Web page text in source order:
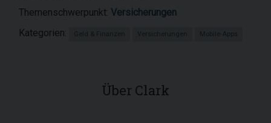
Themenschwerpunkt: Versicherungen
Kategorien:
Geld & Finanzen Versicherungen Mobile-Apps
Über Clark